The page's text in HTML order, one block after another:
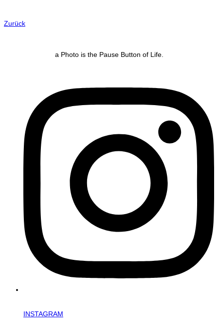
Zurück
a Photo is the Pause Button of Life.
INSTAGRAM